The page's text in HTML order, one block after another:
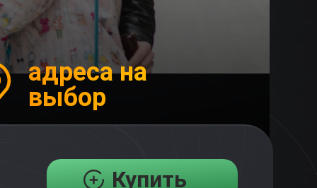
адреса на
выбор
Купить